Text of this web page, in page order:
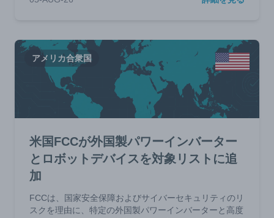
アメリカ合衆国
米国FCCが外国製パワーインバーター
とロボットデバイスを対象リストに追
加
FCCは、国家安全保障およびサイバーセキュリティのリ
スクを理由に、特定の外国製パワーインバーターと高度